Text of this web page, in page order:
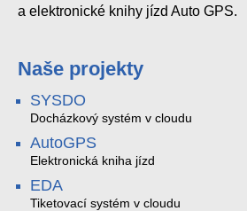
a elektronické knihy jízd Auto GPS.
Naše projekty
SYSDO
Docházkový systém v cloudu
AutoGPS
Elektronická kniha jízd
EDA
Tiketovací systém v cloudu